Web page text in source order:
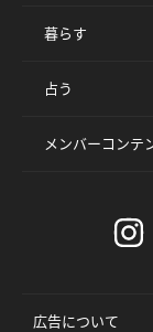
暮らす
占う
メンバーコンテ
広告について